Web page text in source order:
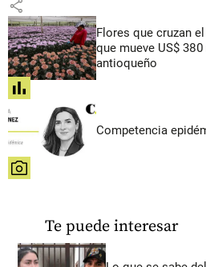
share
Flores que cruzan
que mueve US$
antioqueño
share
Competencia
share
Te puede interesar